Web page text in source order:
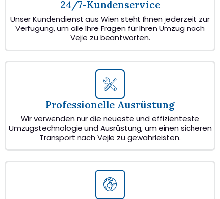
24/7-Kundenservice
Unser Kundendienst aus Wien steht Ihnen jederzeit zur
Verfügung, um alle Ihre Fragen für Ihren Umzug nach
Vejle zu beantworten.
Professionelle Ausrüstung
Wir verwenden nur die neueste und effizienteste
Umzugstechnologie und Ausrüstung, um einen sicheren
Transport nach Vejle zu gewährleisten.